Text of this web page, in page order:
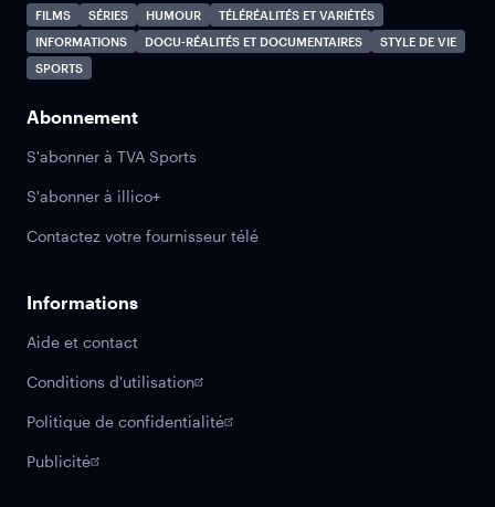
FILMS SÉRIES HUMOUR
TÉLÉRÉALITÉS ET VARIÉTÉS
INFORMATIONS
DOCU-RÉALITÉS ET DOCUMENTAIRES
STYLE DE VIE
SPORTS
Abonnement
S'abonner à TVA Sports
S'abonner à illico+
Contactez votre fournisseur télé
Informations
Aide et contact
Conditions d'utilisation
Politique de confidentialité
Publicité